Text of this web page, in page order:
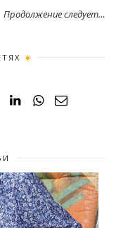
Продолжение следует…